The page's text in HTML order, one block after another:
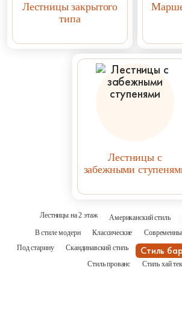
Лестницы закрытого
типа
Лестницы с
забежными
Лестницы на 2 этаж Американский стиль
В стиле модерн
Классические
Под старину
Скандинавский стиль Стиль
Стиль прованс
Стиль хай тек